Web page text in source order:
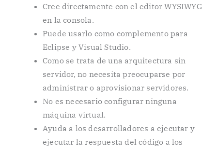
Cree directamente con el editor WYSIWYG
en la consola.
Puede usarlo como complemento para
Eclipse y Visual Studio.
Como se trata de una arquitectura sin
servidor, no necesita preocuparse por
administrar o aprovisionar servidores.
No es necesario configurar ninguna
máquina virtual.
Ayuda a los desarrolladores a ejecutar y
ejecutar la respuesta del código a los